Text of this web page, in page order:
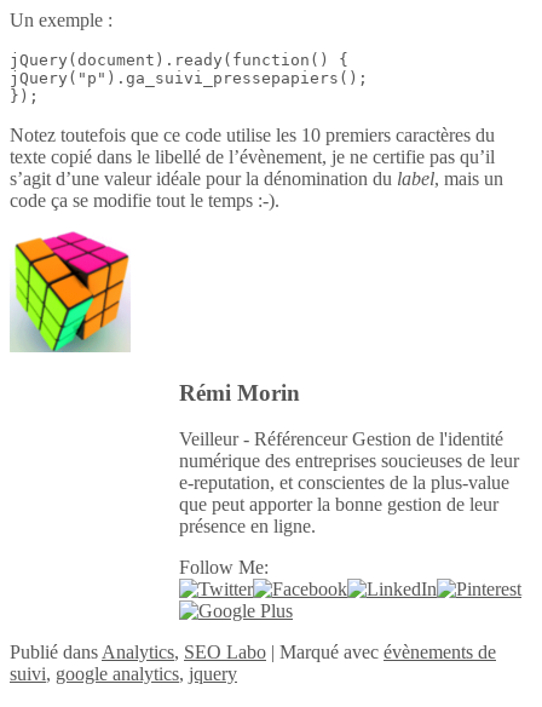
Un exemple :
jQuery(document).ready(function() {
jQuery("p").ga_suivi_pressepapiers();
});
Notez toutefois que ce code utilise les 10 premiers caractères du
texte copié dans le libellé de l’évènement, je ne certifie pas qu’il
s’agit d’une valeur idéale pour la dénomination du label, mais un
code ça se modifie tout le temps :-).
Rémi Morin
Veilleur - Référenceur Gestion de l'identité
numérique des entreprises soucieuses de leur
e-reputation, et conscientes de la plus-value
que peut apporter la bonne gestion de leur
présence en ligne.
Follow Me:
Publié dans Analytics, SEO Labo | Marqué avec évènements de
suivi, google analytics, jquery